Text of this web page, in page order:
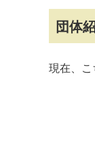
団体
現在、こ